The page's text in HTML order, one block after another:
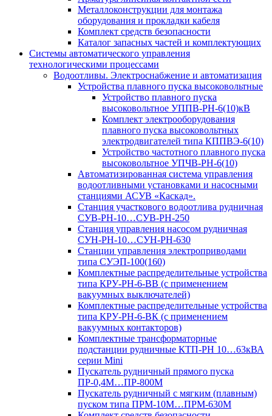
Металлоконструкции для монтажа
оборудования и прокладки кабеля
Комплект средств безопасности
Каталог запасных частей и комплектующих
Системы автоматического управления
технологическими процессами
Водоотливы. Электроснабжение и автоматизация
Устройства плавного пуска высоковольтные
Устройство плавного пуска
высоковольтное УППВ-РН-6(10)кВ
Комплект электрооборудования
плавного пуска высоковольтных
электродвигателей типа КППВЭ-6(10)
Устройство частотного плавного пуска
высоковольтное УПЧВ-РН-6(10)
Автоматизированная система управления
водоотливными установками и насосными
станциями АСУВ «Каскад».
Станция участкового водоотлива рудничная
СУВ-РН-10…СУВ-РН-250
Станция управления насосом рудничная
СУН-РН-10…СУН-РН-630
Станции управления электроприводами
типа СУЭП-100(160)
Комплектные распределительные устройства
типа КРУ-РН-6-ВВ (с применением
вакуумных выключателей)
Комплектные распределительные устройства
типа КРУ-РН-6-ВК (с применением
вакуумных контакторов)
Комплектные трансформаторные
подстанции рудничные КТП-РН 10…63кВА
серии Mini
Пускатель рудничный прямого пуска
ПР-0,4М…ПР-800М
Пускатель рудничный с мягким (плавным)
пуском типа ПРМ-10М…ПРМ-630М